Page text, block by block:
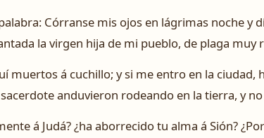
Córranse mis ojos en lágrimas noche y
la virgen hija de mi pueblo, de plaga muy
muertos á cuchillo; y si me entro en la
anduvieron rodeando en la tierra, y
á Judá? ¿ha aborrecido tu alma á Sión?